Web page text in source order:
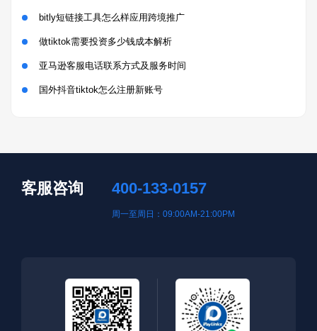
bitly短链接工具怎么样应用跨境推广
做tiktok需要投资多少钱成本解析
亚马逊客服电话联系方式及服务时间
国外抖音tiktok怎么注册新账号
客服咨询 400-133-0157
周一至周日：09:00AM-21:00PM